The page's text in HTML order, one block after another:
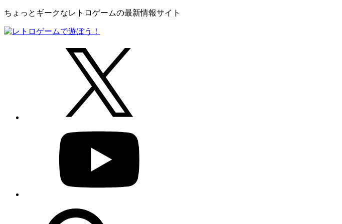
ちょっとギークなレトロゲームの最新情報サイト